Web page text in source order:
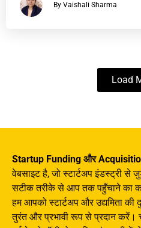
By Vaishali Sharma
Load
Startup Funding और
वेबसाइट है, जो स्टार्टअप इंडस्ट्री
सटीक तरीके से आप तक पहुँचाने का
हम आपको स्टार्टअप और उद्यमिता की
तुरंत और प्रभावी रूप से प्रदान करें।